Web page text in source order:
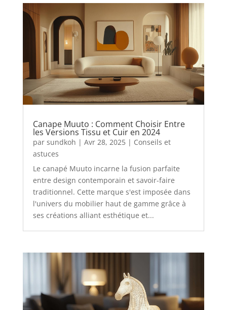
Canape Muuto : Comment Choisir Entre
les Versions Tissu et Cuir en 2024
par sundkoh | Avr 28, 2025| Conseils et
astuces
Le canapé Muuto incarne la fusion parfaite
entre design contemporain et savoir-faire
traditionnel. Cette marque s'est imposée dans
l'univers du mobilier haut de gamme grâce à
ses créations alliant esthétique et...